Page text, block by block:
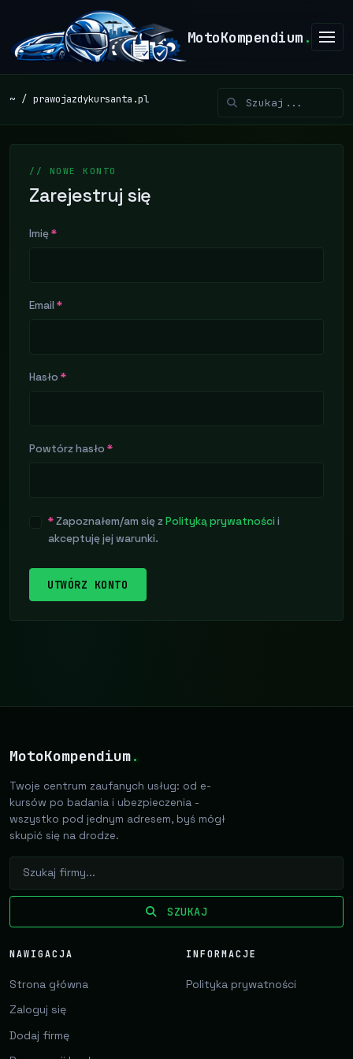
MotoKompendium .
~ prawojazdykursanta.pl
// NOWE KONTO
Zarejestruj się
Imię*
Email *
Hasło *
Powtórz hasło *
*Zapoznałem/am się zPolityką prywatności i
akceptuję jej warunki.
UTWÓRZ KONTO
MotoKompendium.
Twoje centrum zaufanych usług: od e-
kursów po badania i ubezpieczenia -
wszystko pod jednym adresem, byś mógł
skupić się na drodze.
SZUKAJ
NAWIGACJA
Strona główna
Zaloguj się
Dodaj firmę
INFORMACJE
Polityka prywatności